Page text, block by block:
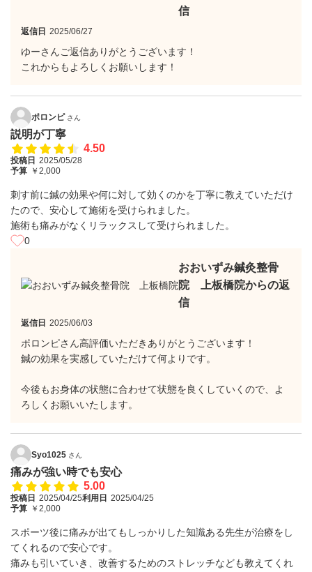
信
返信日 2025/06/27
ゆーさんご返信ありがとうございます！
これからもよろしくお願いします！
ポロンピ さん
説明が丁寧
4.50
投稿日 2025/05/28
予算 ￥2,000
刺す前に鍼の効果や何に対して効くのかを丁寧に教えていただけ
たので、安心して施術を受けられました。
施術も痛みがなくリラックスして受けられました。
0
おおいずみ鍼灸整骨
院 上板橋院からの返
信
返信日 2025/06/03
ポロンピさん高評価いただきありがとうございます！
鍼の効果を実感していただけて何よりです。
今後もお身体の状態に合わせて状態を良くしていくので、よ
ろしくお願いいたします。
Syo1025 さん
痛みが強い時でも安心
5.00
投稿日 2025/04/25利用日 2025/04/25
予算 ￥2,000
スポーツ後に痛みが出てもしっかりした知識ある先生が治療をし
てくれるので安心です。
痛みも引いていき、改善するためのストレッチなども教えてくれ